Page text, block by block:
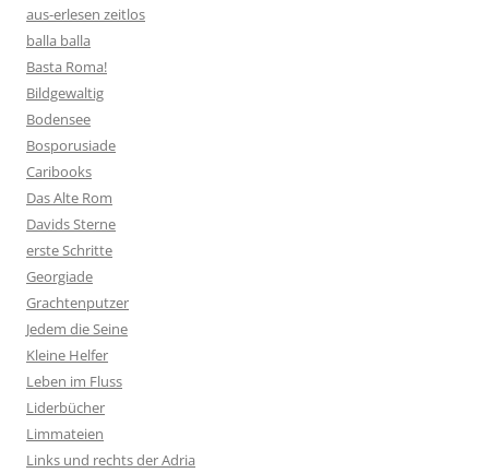
aus-erlesen zeitlos
balla balla
Basta Roma!
Bildgewaltig
Bodensee
Bosporusiade
Caribooks
Das Alte Rom
Davids Sterne
erste Schritte
Georgiade
Grachtenputzer
Jedem die Seine
Kleine Helfer
Leben im Fluss
Liderbücher
Limmateien
Links und rechts der Adria